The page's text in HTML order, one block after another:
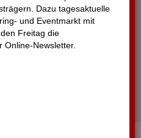
Dazu tagesaktuelle
und Eventmarkt mit
Freitag die
Online-Newsletter.